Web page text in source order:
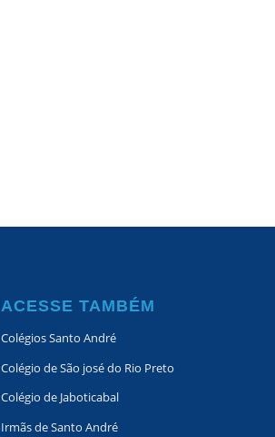
ACESSE TAMBÉM
Colégios Santo André
Colégio de São josé do Rio Preto
Colégio de Jaboticabal
Irmãs de Santo André